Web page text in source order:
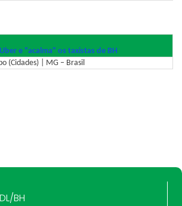
e "acalma" os taxistas de BH
(Cidades) | MG – Brasil
BH